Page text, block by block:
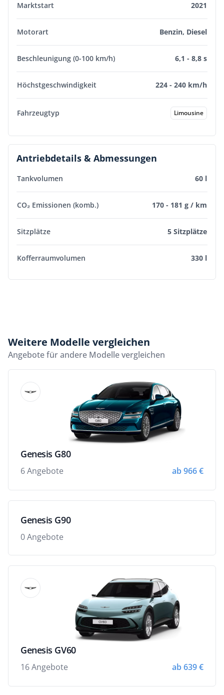
Marktstart 2021
Motorart Benzin, Diesel
Beschleunigung (0-100 km/h) 6,1 - 8,8 s
Höchstgeschwindigkeit 224 - 240 km/h
Fahrzeugtyp Limousine
Antriebdetails & Abmessungen
Tankvolumen 60 l
CO₂ Emissionen (komb.) 170 - 181 g / km
Sitzplätze 5 Sitzplätze
Kofferraumvolumen 330 l
Weitere Modelle vergleichen
Angebote für andere Modelle vergleichen
Genesis G80
6 Angebote ab 966 €
Genesis G90
0 Angebote
Genesis GV60
16 Angebote ab 639 €